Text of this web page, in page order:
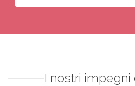
I nostri impegni